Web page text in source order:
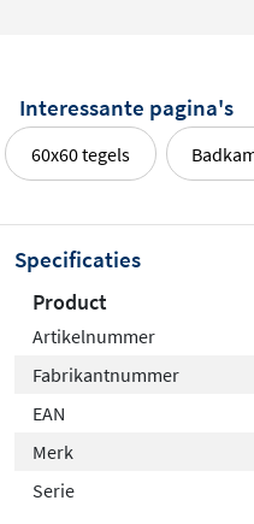
Interessante pagina's
60x60 tegels
Specificaties
Product
Artikelnummer
Fabrikantnummer
EAN
Merk
Serie